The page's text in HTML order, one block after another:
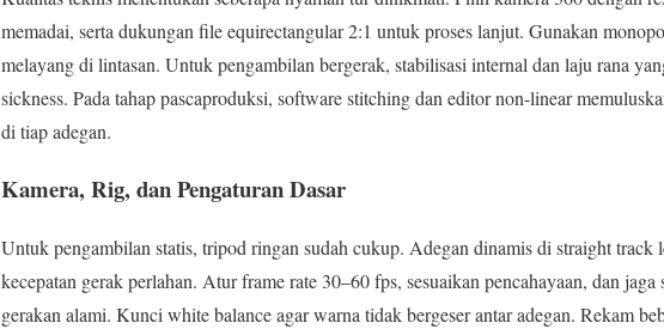
memadai, serta dukungan file equirectangular 2:1 untuk proses lanjut. Gunakan
melayang di lintasan. Untuk pengambilan bergerak, stabilisasi internal dan laju rana
sickness. Pada tahap pascaproduksi, software stitching dan editor non-linear
di tiap adegan.
Kamera, Rig, dan Pengaturan Dasar
Untuk pengambilan statis, tripod ringan sudah cukup. Adegan dinamis di straight track
kecepatan gerak perlahan. Atur frame rate 30–60 fps, sesuaikan pencahayaan, dan
gerakan alami. Kunci white balance agar warna tidak bergeser antar adegan. Rekam